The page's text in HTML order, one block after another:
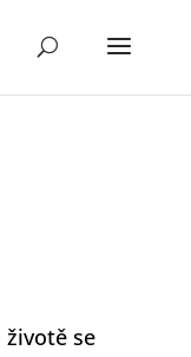
se